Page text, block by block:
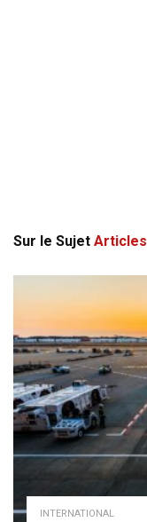
Sur le Sujet Articles
INTERNATIONAL